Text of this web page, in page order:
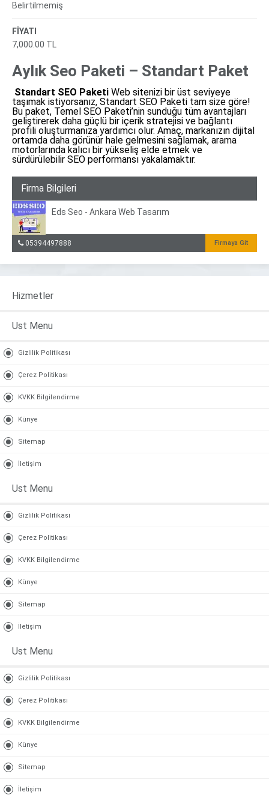
Belirtilmemiş
FİYATI
7,000.00 TL
Aylık Seo Paketi – Standart Paket
Standart SEO Paketi Web sitenizi bir üst seviyeye
taşımak istiyorsanız, Standart SEO Paketi tam size göre!
Bu paket, Temel SEO Paketi’nin sunduğu tüm avantajları
geliştirerek daha güçlü bir içerik stratejisi ve bağlantı
profili oluşturmanıza yardımcı olur. Amaç, markanızın dijital
ortamda daha görünür hale gelmesini sağlamak, arama
motorlarında kalıcı bir yükseliş elde etmek ve
sürdürülebilir SEO performansı yakalamaktır.
Firma Bilgileri
Eds Seo - Ankara Web Tasarım
05394497888 Firmaya Git
Hizmetler
Ust Menu
Gizlilik Politikası
Çerez Politikası
KVKK Bilgilendirme
Künye
Sitemap
İletişim
Ust Menu
Gizlilik Politikası
Çerez Politikası
KVKK Bilgilendirme
Künye
Sitemap
İletişim
Ust Menu
Gizlilik Politikası
Çerez Politikası
KVKK Bilgilendirme
Künye
Sitemap
İletişim